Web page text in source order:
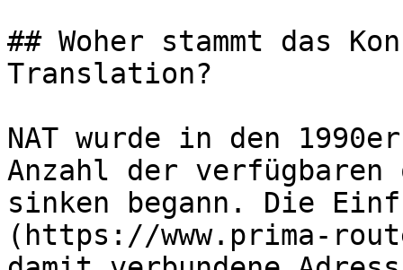
## Woher stammt das
Translation?
NAT wurde in den
Anzahl der
sinken begann. Die
(https://www.prima-